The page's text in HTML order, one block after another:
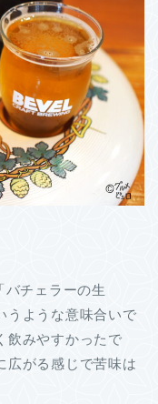
チェラーの生
うような意味合いで
飲みやすかったで
広がる感じで苦味は